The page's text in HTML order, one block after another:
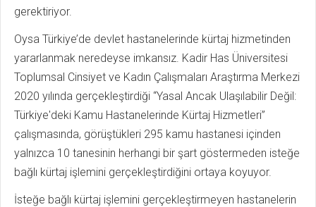
gerektiriyor.
Oysa Türkiye’de devlet hastanelerinde kürtaj hizmetinden
yararlanmak neredeyse imkansız. Kadir Has Üniversitesi
Toplumsal Cinsiyet ve Kadın Çalışmaları Araştırma Merkezi
2020 yılında gerçekleştirdiği “Yasal Ancak Ulaşılabilir Değil:
Türkiye'deki Kamu Hastanelerinde Kürtaj Hizmetleri”
çalışmasında, görüştükleri 295 kamu hastanesi içinden
yalnızca 10 tanesinin herhangi bir şart göstermeden isteğe
bağlı kürtaj işlemini gerçekleştirdiğini ortaya koyuyor.
İsteğe bağlı kürtaj işlemini gerçekleştirmeyen hastanelerin